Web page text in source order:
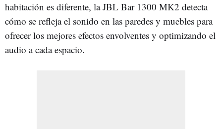
habitación es diferente, la JBL Bar 1300 MK2 detecta
cómo se refleja el sonido en las paredes y muebles para
ofrecer los mejores efectos envolventes y optimizando el
audio a cada espacio.